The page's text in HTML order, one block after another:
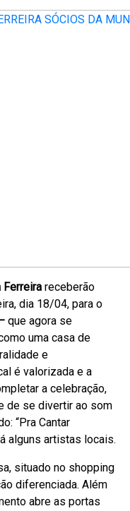
Ferreira receberão
dia 18/04, para o
que agora se
uma casa de
e
é valorizada e a
a celebração,
de se divertir ao som
“Pra Cantar
alguns artistas locais.
situado no shopping
diferenciada. Além
abre as portas